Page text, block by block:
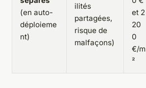
(en auto-
déploieme
nt)
ilités
partagées,
risque de
malfaçons)
et 2
20
0
€/m
²